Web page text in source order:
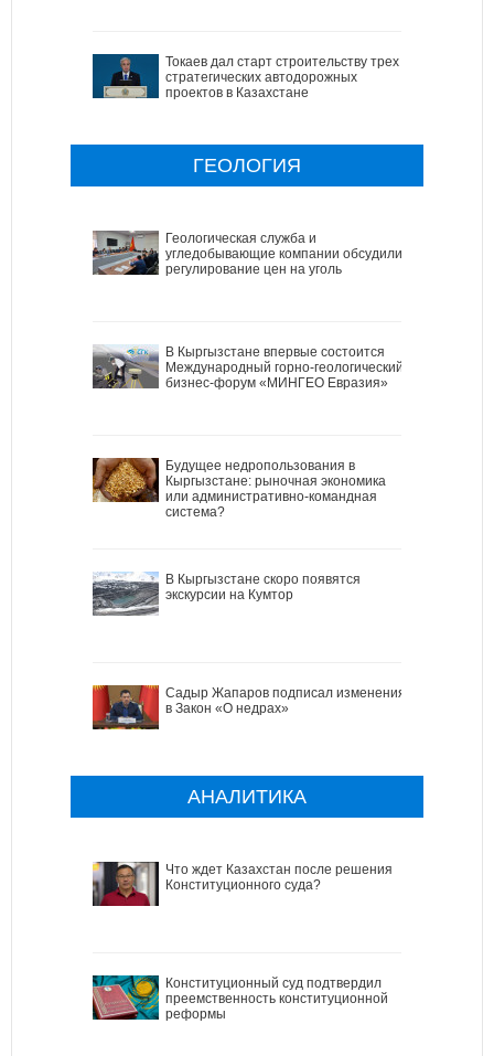
Токаев дал старт строительству трех
стратегических автодорожных
проектов в Казахстане
ГЕОЛОГИЯ
Геологическая служба и
угледобывающие компании обсудили
регулирование цен на уголь
В Кыргызстане впервые состоится
Международный горно-геологический
бизнес-форум «МИНГЕО Евразия»
Будущее недропользования в
Кыргызстане: рыночная экономика
или административно-командная
система?
В Кыргызстане скоро появятся
экскурсии на Кумтор
Садыр Жапаров подписал изменения
в Закон «О недрах»
АНАЛИТИКА
Что ждет Казахстан после решения
Конституционного суда?
Конституционный суд подтвердил
преемственность конституционной
реформы